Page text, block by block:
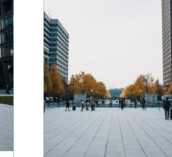
kärnan är densamma:
mötet mellan säljare
som vill få u...